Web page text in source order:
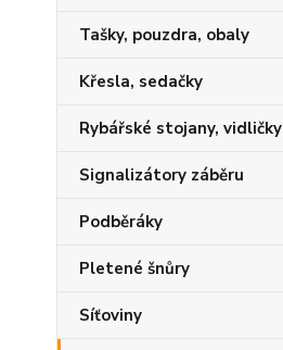
Tašky, pouzdra, obaly
Křesla, sedačky
Rybářské stojany, vidličky
Signalizátory záběru
Podběráky
Pletené šnůry
Síťoviny